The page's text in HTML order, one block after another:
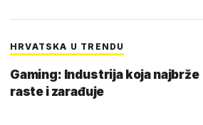
HRVATSKA U TRENDU
Gaming: Industrija koja najbrže
raste i zarađuje